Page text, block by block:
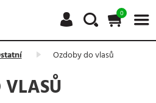
0
Ozdoby do vlasů